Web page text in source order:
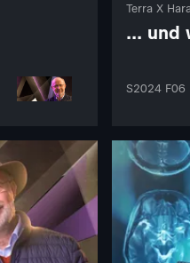
Terra X
... und
S2024 F06